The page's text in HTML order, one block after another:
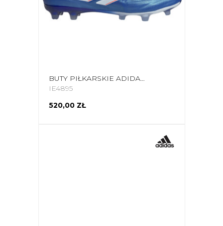
BUTY PIŁKARSKIE ADIDAS COPA PURE II.2 FG IE4895
IE4895
520,00 ZŁ